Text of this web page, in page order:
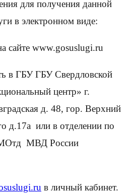
для получения данной
в электронном виде:
сайте www.gosuslugi.ru
в ГБУ ГБУ Свердловской
центр» г.
д. 48, гор. Верхний
д.17а или в отделении по
МОтд МВД России
в личный кабинет.